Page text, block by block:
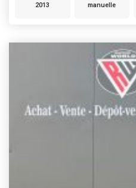
2013 manuelle